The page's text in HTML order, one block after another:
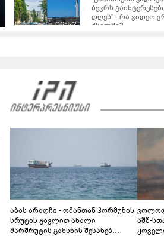
06:52
ბევრს
დღეს" - რა ვიდეო
ქსელში?
საქართველოს
"ძირს დააგდეს,
აღენიშნება
ეძებდნენ ან
ადვოკატი
გაუსწორდნენ?
08:06
"ფოტოსურათი,
ნია იმნაძის ერთ-
გამომიგზავნა..." -
აბას არაღჩი - ომანთან ჰორმუზის
სრუტის გავლით ახალი
მარშრუტის გახსნის შესახებ
აშშ-